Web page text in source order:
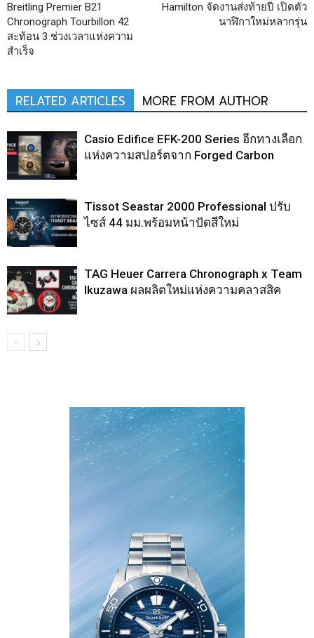
Breitling Premier B21
Chronograph Tourbillon 42
สะท้อน 3 ช่วงเวลาแห่งความ
สำเร็จ
Hamilton จัดงานส่งท้ายปี เปิดตัว
นาฬิกาใหม่หลากรุ่น
RELATED ARTICLES MORE FROM AUTHOR
Casio Edifice EFK-200 Series อีกทางเลือก
แห่งความสปอร์ตจาก Forged Carbon
Tissot Seastar 2000 Professional ปรับ
ไซส์ 44 มม.พร้อมหน้าปัดสีใหม่
TAG Heuer Carrera Chronograph x Team
Ikuzawa ผลผลิตใหม่แห่งความคลาสสิค